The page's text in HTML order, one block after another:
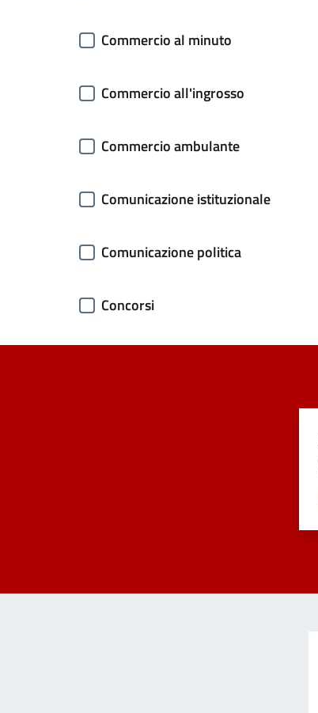
Commercio al minuto
Commercio all'ingrosso
Commercio ambulante
Comunicazione istituzionale
Comunicazione politica
Concorsi